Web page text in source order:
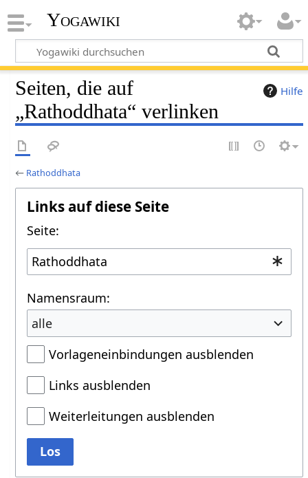
Yogawiki
Hilfe
Seiten, die auf
„Rathoddhata“ verlinken
← Rathoddhata
Links auf diese Seite
Seite:
Namensraum:
alle
Vorlageneinbindungen ausblenden
Links ausblenden
Weiterleitungen ausblenden
Los